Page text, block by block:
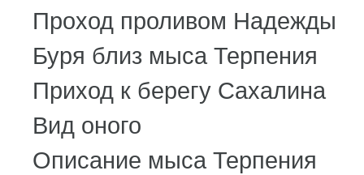
Проход проливом Надежды
Буря близ мыса Терпения
Приход к берегу Сахалина
Вид оного
Описание мыса Терпения